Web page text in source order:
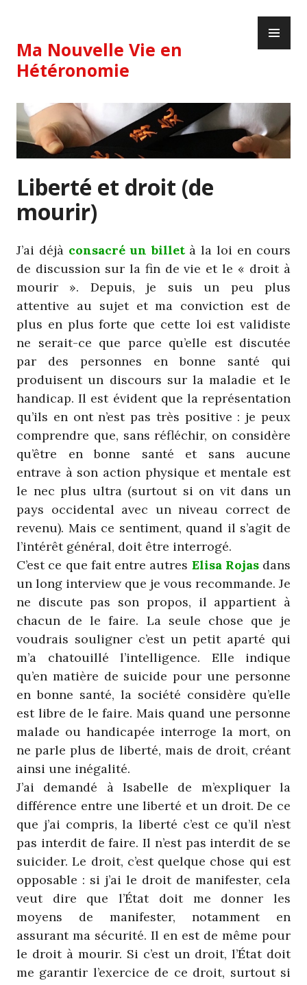
content
Ma Nouvelle Vie en
Hétéronomie
Liberté et droit (de
mourir)
J’ai déjà consacré un billetà la loi en cours
de discussion sur la fin de vie et le « droit à
mourir ». Depuis, je suis un peu plus
attentive au sujet et ma conviction est de
plus en plus forte que cette loi est validiste
ne serait-ce que parce qu’elle est discutée
par des personnes en bonne santé qui
produisent un discours sur la maladie et le
handicap. Il est évident que la représentation
qu’ils en ont n’est pas très positive : je peux
comprendre que, sans réfléchir, on considère
qu’être en bonne santé et sans aucune
entrave à son action physique et mentale est
le nec plus ultra (surtout si on vit dans un
pays occidental avec un niveau correct de
revenu). Mais ce sentiment, quand il s’agit de
l’intérêt général, doit être interrogé.
C’est ce que fait entre autres Elisa Rojasdans
un long interview que je vous recommande. Je
ne discute pas son propos, il appartient à
chacun de le faire. La seule chose que je
voudrais souligner c’est un petit aparté qui
m’a chatouillé l’intelligence. Elle indique
qu’en matière de suicide pour une personne
en bonne santé, la société considère qu’elle
est libre de le faire. Mais quand une personne
malade ou handicapée interroge la mort, on
ne parle plus de liberté, mais de droit, créant
ainsi une inégalité.
J’ai demandé à Isabelle de m’expliquer la
différence entre une liberté et un droit. De ce
que j’ai compris, la liberté c’est ce qu’il n’est
pas interdit de faire. Il n’est pas interdit de se
suicider. Le droit, c’est quelque chose qui est
opposable : si j’ai le droit de manifester, cela
veut dire que l’État doit me donner les
moyens de manifester, notamment en
assurant ma sécurité. Il en est de même pour
le droit à mourir. Si c’est un droit, l’État doit
me garantir l’exercice de ce droit, surtout si